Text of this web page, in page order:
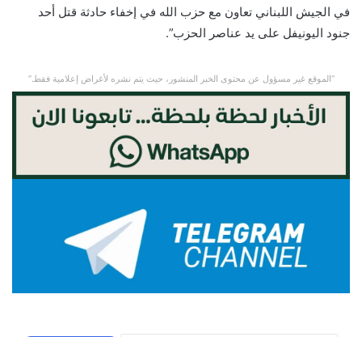
في الجيش اللبناني تعاون مع حزب الله في إخفاء حادثة قتل أحد
جنود اليونيفل على يد عناصر الحزب”.
“الموقع غير مسؤول عن محتوى الخبر المنشور، حيث يتم نشره لأغراض إعلامية فقط.”